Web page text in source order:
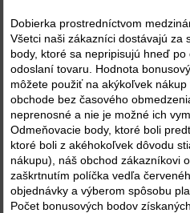
Dobierka prostredníctvom
Všetci naši zákazníci dostávajú za
body, ktoré sa nepripisujú hneď
odoslaní tovaru. Hodnota
môžete použiť na akýkoľvek
obchode bez časového
neprenosné a nie je možné ich
Odmeňovacie body, ktoré boli
ktoré boli z akéhokoľvek dôvodu
nákupu), náš obchod zákazníkovi
zaškrtnutím políčka vedľa
objednávky a výberom spôsobu
Počet bonusových bodov